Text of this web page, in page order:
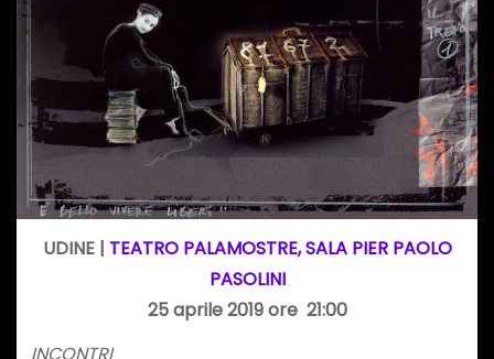
UDINE | TEATRO PALAMOSTRE, SALA PIER PAOLO
PASOLINI
25 aprile 2019 ore 21:00